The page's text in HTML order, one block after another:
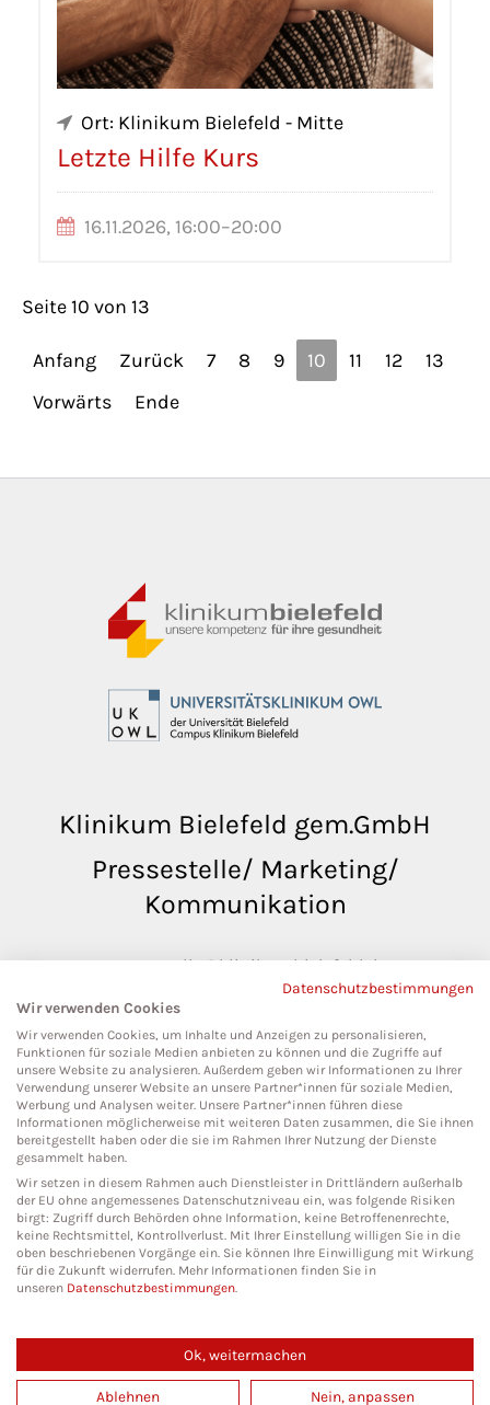
Ort: Klinikum Bielefeld - Mitte
Letzte Hilfe Kurs
16.11.2026, 16:00–20:00
Seite 10 von 13
Anfang Zurück 7 8 9 10 11 12
13
Vorwärts
Ende
Klinikum Bielefeld gem.GmbH
Pressestelle/ Marketing/
Kommunikation
pressestelle@klinikumbielefeld.de
Teutoburger Str. 50
33604 Bielefeld
Social Media
Copyright 2026. All Rights Reserved.
Datenschutzbestimmungen
Wir verwenden Cookies
Wir verwenden Cookies, um Inhalte und Anzeigen zu personalisieren,
Funktionen für soziale Medien anbieten zu können und die Zugriffe auf
unsere Website zu analysieren. Außerdem geben wir Informationen zu Ihrer
Verwendung unserer Website an unsere Partner*innen für soziale Medien,
Werbung und Analysen weiter. Unsere Partner*innen führen diese
Informationen möglicherweise mit weiteren Daten zusammen, die Sie ihnen
bereitgestellt haben oder die sie im Rahmen Ihrer Nutzung der Dienste
gesammelt haben.
Wir setzen in diesem Rahmen auch Dienstleister in Drittländern außerhalb
der EU ohne angemessenes Datenschutzniveau ein, was folgende Risiken
birgt: Zugriff durch Behörden ohne Information, keine Betroffenenrechte,
keine Rechtsmittel, Kontrollverlust. Mit Ihrer Einstellung willigen Sie in die
oben beschriebenen Vorgänge ein. Sie können Ihre Einwilligung mit Wirkung
für die Zukunft widerrufen. Mehr Informationen finden Sie in
unseren Datenschutzbestimmungen.
Ok, weitermachen
Ablehnen Nein, anpassen